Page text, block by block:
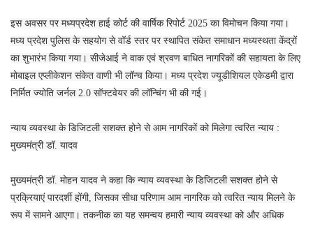
इस अवसर पर मध्यप्रदेश हाई कोर्ट की वार्षिक रिपोर्ट 2025 का विमोचन किया गया।
मध्य प्रदेश पुलिस के सहयोग से वॉर्ड स्तर पर स्थापित संकेत समाधान मध्यस्थता केंद्रों
का शुभारंभ किया गया। सीजेआई ने वाक एवं श्रवण बाधित नागरिकों की सहायता के लिए
मोबाइल एप्लीकेशन संकेत वाणी भी लॉन्च किया। मध्य प्रदेश ज्यूडीशियल एकेडमी द्वारा
निर्मित ज्योति जर्नल 2.0 सॉफ्टवेयर की लॉन्चिंग भी की गई।
न्याय व्यवस्था के डिजिटली सशक्त होने से आम नागरिकों को मिलेगा त्वरित न्याय :
मुख्यमंत्री डॉ. यादव
मुख्यमंत्री डॉ. मोहन यादव ने कहा कि न्याय व्यवस्था के डिजिटली सशक्त होने से
प्रक्रियाएं पारदर्शी होंगी, जिसका सीधा परिणाम आम नागरिक को त्वरित न्याय मिलने के
रूप में सामने आएगा। तकनीक का यह समन्वय हमारी न्याय व्यवस्था को और अधिक